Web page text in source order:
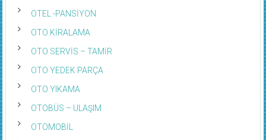
OTEL -PANSİYON
OTO KİRALAMA
OTO SERVİS – TAMİR
OTO YEDEK PARÇA
OTO YIKAMA
OTOBÜS – ULAŞIM
OTOMOBİL